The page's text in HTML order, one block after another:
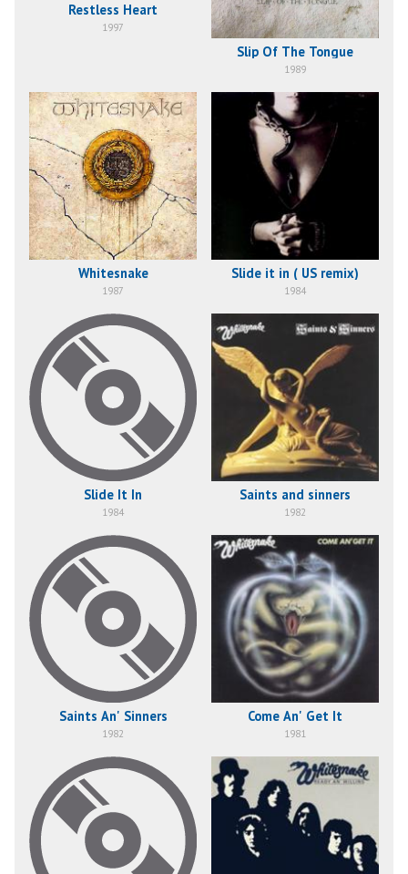
Restless Heart
1997
Slip Of The Tongue
1989
Whitesnake
1987
Slide it in ( US remix)
1984
Slide It In
1984
Saints and sinners
1982
Saints An' Sinners
1982
Come An' Get It
1981